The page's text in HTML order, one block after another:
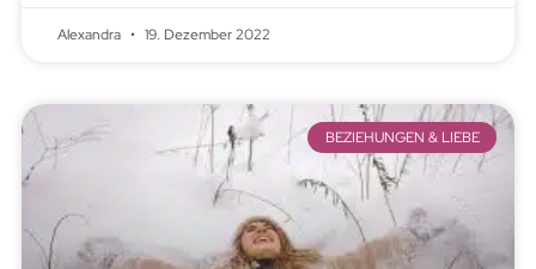
Alexandra 19. Dezember 2022
BEZIEHUNGEN & LIEBE